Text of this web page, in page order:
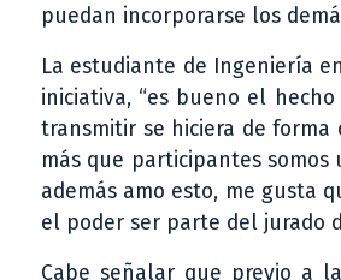
puedan incorporarse los
La estudiante de Ingeniería
iniciativa, “es bueno el
transmitir se hiciera de forma
más que participantes
además amo esto, me gusta
el poder ser parte del jurado
Cabe señalar que previo a